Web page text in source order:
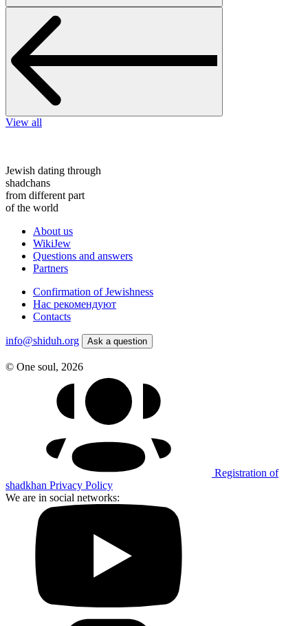
View all
Jewish dating through
shadchans
from different part
of the world
About us
WikiJew
Questions and answers
Partners
Confirmation of Jewishness
Нас рекомендуют
Contacts
info@shiduh.org Аsk a question
© One soul, 2026
Registration of
shadkhan Privacy Policy
We are in social networks: